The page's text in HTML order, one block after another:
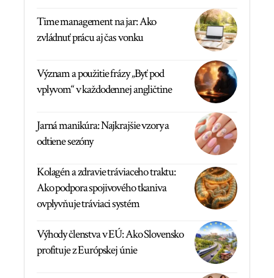
Time management na jar: Ako
zvládnuť prácu aj čas vonku
Význam a použitie frázy „Byť pod
vplyvom“ v každodennej angličtine
Jarná manikúra: Najkrajšie vzory a
odtiene sezóny
Kolagén a zdravie tráviaceho traktu:
Ako podpora spojivového tkaniva
ovplyvňuje tráviaci systém
Výhody členstva v EÚ: Ako Slovensko
profituje z Európskej únie